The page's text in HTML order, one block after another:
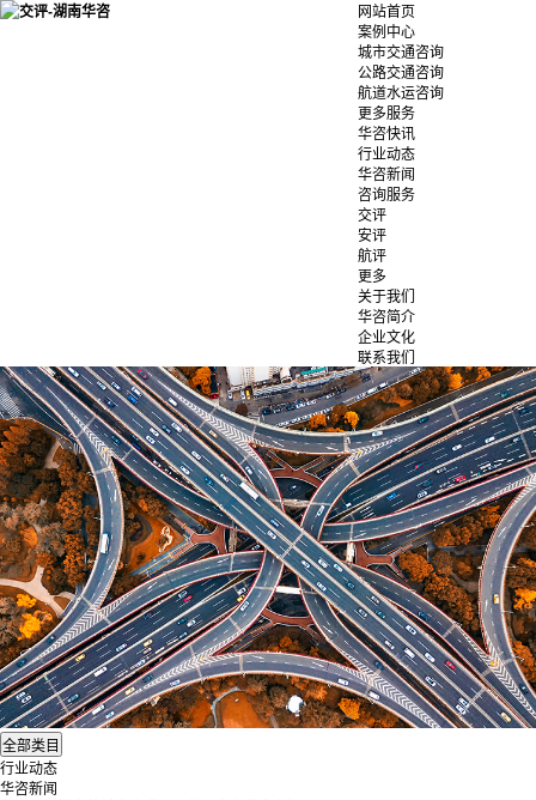
网站首页
案例中心
城市交通咨询
公路交通咨询
航道水运咨询
更多服务
华咨快讯
行业动态
华咨新闻
咨询服务
交评
安评
航评
更多
关于我们
华咨简介
企业文化
联系我们
行业动态
华咨新闻